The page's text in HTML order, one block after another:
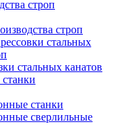
строп
строп
стальных
стальных канатов
станки
сверлильные